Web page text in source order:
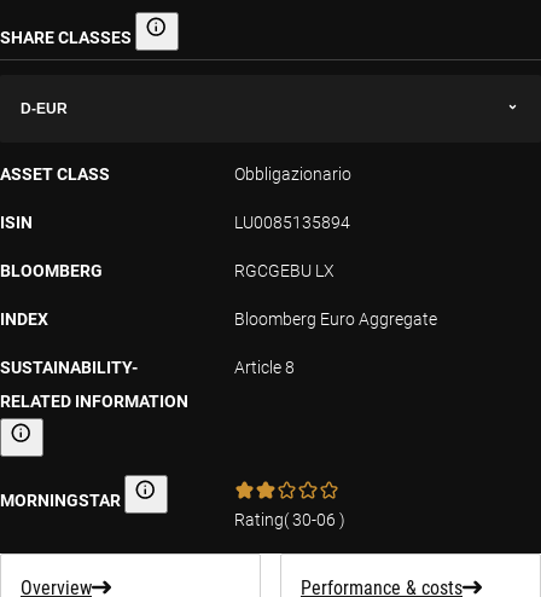
SHARE CLASSES Share classes
D-EUR
ASSET CLASS Obbligazionario
ISIN LU0085135894
BLOOMBERG RGCGEBU LX
INDEX Bloomberg Euro Aggregate
SUSTAINABILITY-
RELATED INFORMATION
Sustainability-related information
Article 8
MORNINGSTAR Morningstar
Rating(30-06 )
Overview Performance & costs